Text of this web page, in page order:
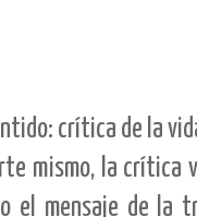
crítica de la
mismo, la crítica
el mensaje de la